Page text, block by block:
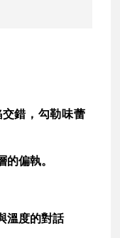
錯，勾勒味蕾
偏執。
溫度的對話